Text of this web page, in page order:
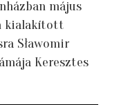
május
kialakított
Sławomir
Keresztes